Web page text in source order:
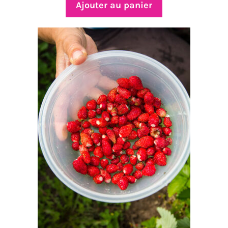
Ajouter au panier